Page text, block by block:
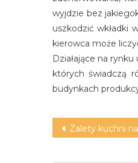
wyjdzie bez
uszkodzić wkładki
kierowca może
Działające na
których świadczą
budynkach
Zalety kuchni na